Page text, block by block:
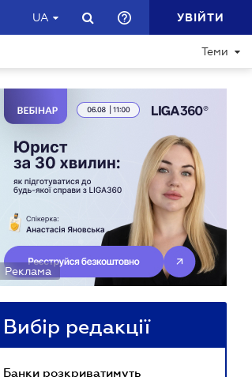
UA УВІЙТИ
Теми
Реклама
Вибір редакції
Банки розкриватимуть